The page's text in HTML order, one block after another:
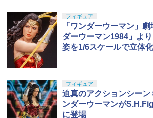
￥2,797
5
【8/10まで:ポイント
ドローン 小型 子供
者 バッテリー3個付
モード1/2自由転換可
子 小学生 プレゼン
￥5,390
TAMASHII NATIONS
ツ 呪術廻戦 伏黒甚爾
BS製 塗装済み可動フ
￥13,350
HGUC 1/144 ザクII (
戦士ガンダム)
￥2,880
￥710
フィギュア
「ワンダーウーマン」
ダーウーマン1984」よ
姿を1/6スケールで立体化
フィギュア
迫真のアクションシーン
ンダーウーマンが
に登場